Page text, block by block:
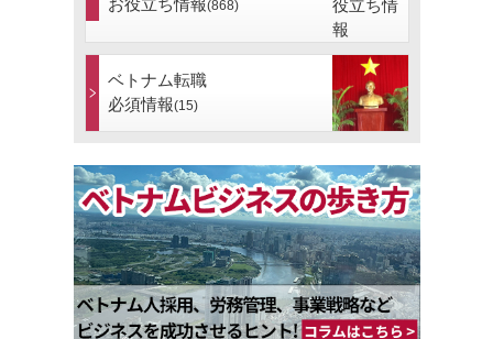
お役立ち情報(868)
ベトナム転職
必須情報(15)